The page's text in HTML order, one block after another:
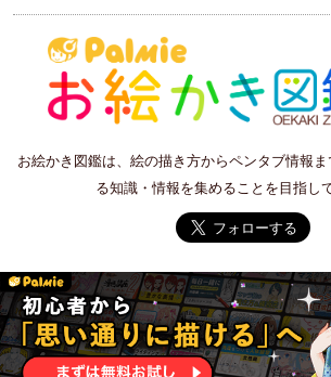
お絵かき図鑑は、絵の描き方からペンタブ情報
る知識・情報を集めることを目指し